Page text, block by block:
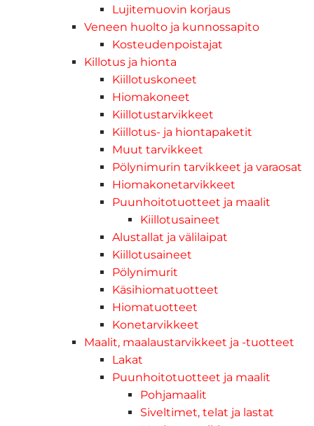
Lujitemuovin korjaus
Veneen huolto ja kunnossapito
Kosteudenpoistajat
Killotus ja hionta
Kiillotuskoneet
Hiomakoneet
Kiillotustarvikkeet
Kiillotus- ja hiontapaketit
Muut tarvikkeet
Pölynimurin tarvikkeet ja varaosat
Hiomakonetarvikkeet
Puunhoitotuotteet ja maalit
Kiillotusaineet
Alustallat ja välilaipat
Kiillotusaineet
Pölynimurit
Käsihiomatuotteet
Hiomatuotteet
Konetarvikkeet
Maalit, maalaustarvikkeet ja -tuotteet
Lakat
Puunhoitotuotteet ja maalit
Pohjamaalit
Siveltimet, telat ja lastat